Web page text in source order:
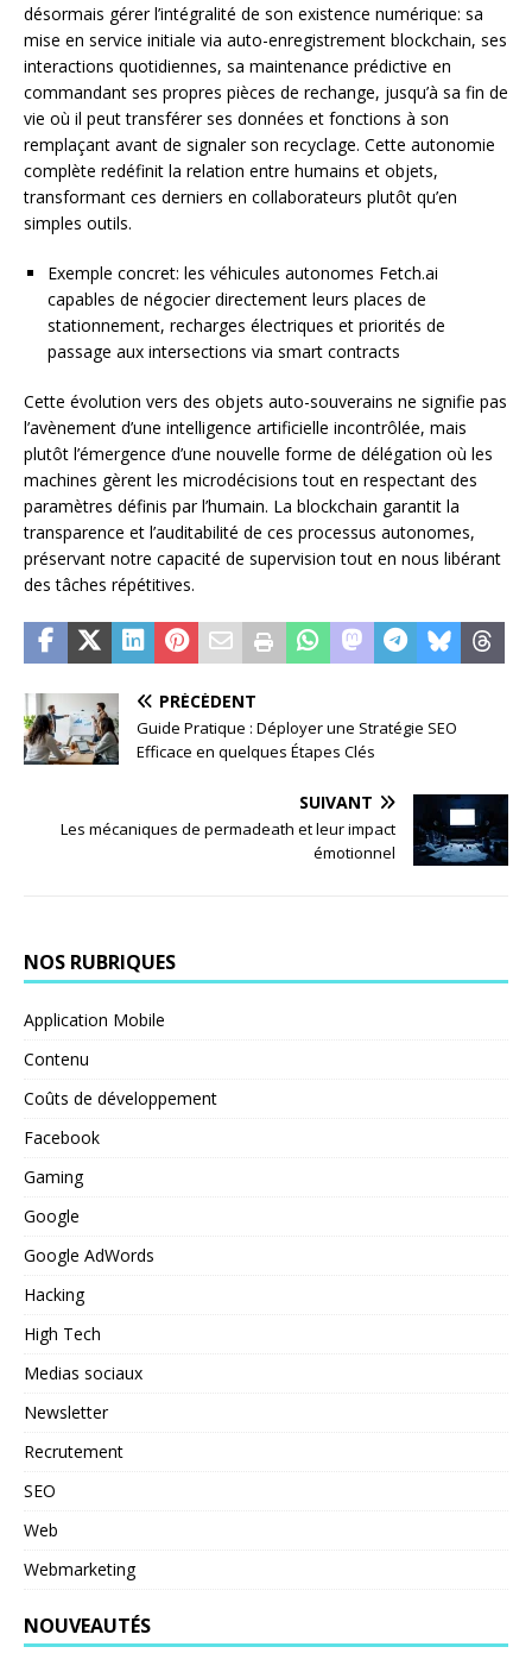
désormais gérer l’intégralité de son existence numérique: sa
mise en service initiale via auto-enregistrement blockchain, ses
interactions quotidiennes, sa maintenance prédictive en
commandant ses propres pièces de rechange, jusqu’à sa fin de
vie où il peut transférer ses données et fonctions à son
remplaçant avant de signaler son recyclage. Cette autonomie
complète redéfinit la relation entre humains et objets,
transformant ces derniers en collaborateurs plutôt qu’en
simples outils.
Exemple concret: les véhicules autonomes Fetch.ai
capables de négocier directement leurs places de
stationnement, recharges électriques et priorités de
passage aux intersections via smart contracts
Cette évolution vers des objets auto-souverains ne signifie pas
l’avènement d’une intelligence artificielle incontrôlée, mais
plutôt l’émergence d’une nouvelle forme de délégation où les
machines gèrent les microdécisions tout en respectant des
paramètres définis par l’humain. La blockchain garantit la
transparence et l’auditabilité de ces processus autonomes,
préservant notre capacité de supervision tout en nous libérant
des tâches répétitives.
PRÉCÉDENT
Guide Pratique : Déployer une Stratégie SEO
Efficace en quelques Étapes Clés
SUIVANT
Les mécaniques de permadeath et leur impact
émotionnel
NOS RUBRIQUES
Application Mobile
Contenu
Coûts de développement
Facebook
Gaming
Google
Google AdWords
Hacking
High Tech
Medias sociaux
Newsletter
Recrutement
SEO
Web
Webmarketing
NOUVEAUTÉS